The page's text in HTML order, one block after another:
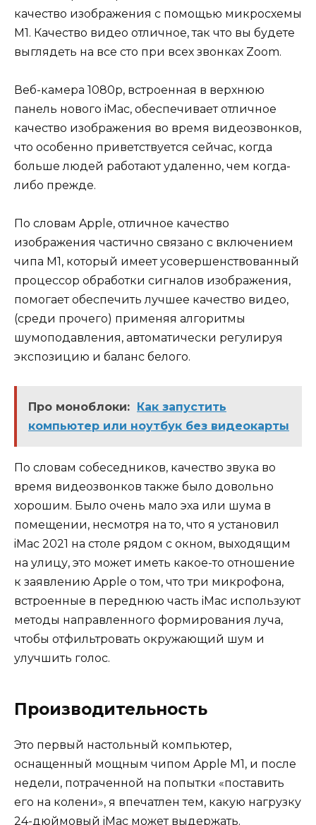
качество изображения с помощью микросхемы
M1. Качество видео отличное, так что вы будете
выглядеть на все сто при всех звонках Zoom.
Веб-камера 1080p, встроенная в верхнюю
панель нового iMac, обеспечивает отличное
качество изображения во время видеозвонков,
что особенно приветствуется сейчас, когда
больше людей работают удаленно, чем когда-
либо прежде.
По словам Apple, отличное качество
изображения частично связано с включением
чипа M1, который имеет усовершенствованный
процессор обработки сигналов изображения,
помогает обеспечить лучшее качество видео,
(среди прочего) применяя алгоритмы
шумоподавления, автоматически регулируя
экспозицию и баланс белого.
Про моноблоки: Как запустить
компьютер или ноутбук без видеокарты
По словам собеседников, качество звука во
время видеозвонков также было довольно
хорошим. Было очень мало эха или шума в
помещении, несмотря на то, что я установил
iMac 2021 на столе рядом с окном, выходящим
на улицу, это может иметь какое-то отношение
к заявлению Apple о том, что три микрофона,
встроенные в переднюю часть iMac используют
методы направленного формирования луча,
чтобы отфильтровать окружающий шум и
улучшить голос.
Производительность
Это первый настольный компьютер,
оснащенный мощным чипом Apple M1, и после
недели, потраченной на попытки «поставить
его на колени», я впечатлен тем, какую нагрузку
24-дюймовый iMac может выдержать.